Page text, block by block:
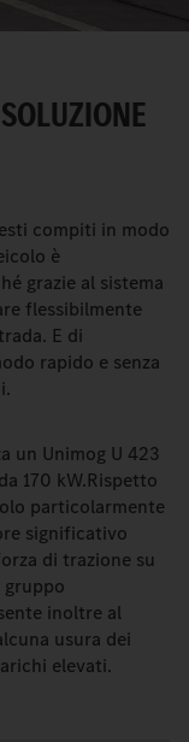
compiti in modo
è
grazie al sistema
flessibilmente
E di
rapido e senza
un Unimog U 423
170 kW.Rispetto
particolarmente
significativo
di trazione su
inoltre al
usura dei
elevati.